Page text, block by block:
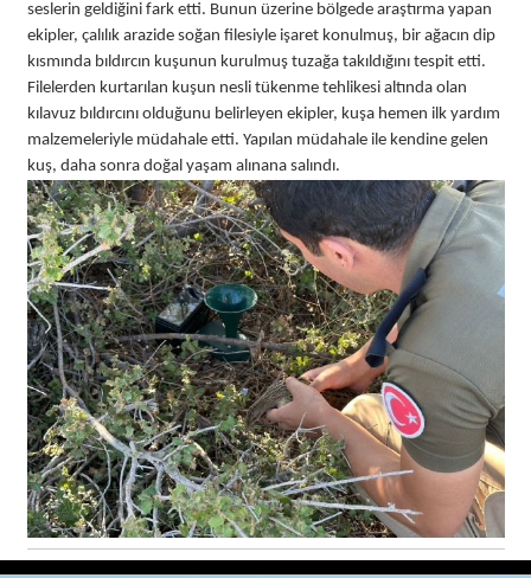
seslerin geldiğini fark etti. Bunun üzerine bölgede araştırma yapan
ekipler, çalılık arazide soğan filesiyle işaret konulmuş, bir ağacın dip
kısmında bıldırcın kuşunun kurulmuş tuzağa takıldığını tespit etti.
Filelerden kurtarılan kuşun nesli tükenme tehlikesi altında olan
kılavuz bıldırcını olduğunu belirleyen ekipler, kuşa hemen ilk yardım
malzemeleriyle müdahale etti. Yapılan müdahale ile kendine gelen
kuş, daha sonra doğal yaşam alınana salındı.